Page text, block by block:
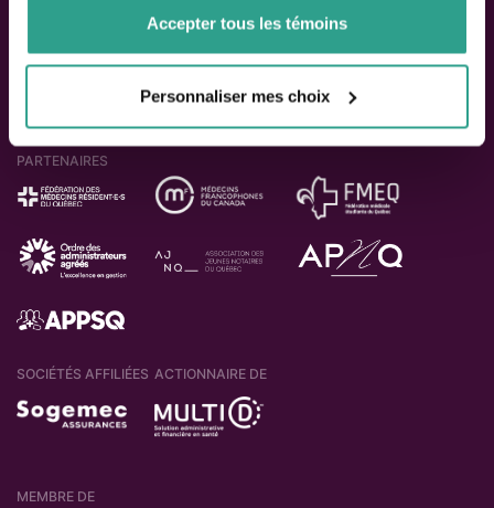
Accepter tous les témoins
Personnaliser mes choix
PARTENAIRES
SOCIÉTÉS AFFILIÉES ACTIONNAIRE DE
MEMBRE DE